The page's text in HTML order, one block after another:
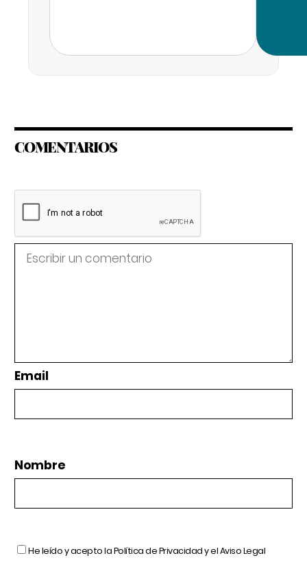
COMENTARIOS
Email
Nombre
He leído y acepto laPolítica de Privacidady elAviso Legal